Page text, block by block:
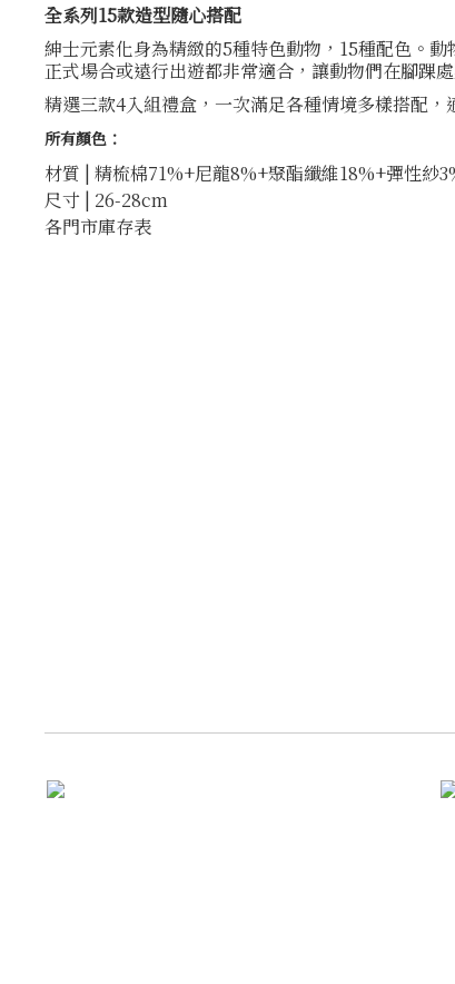
全系列15款造型隨心搭配
紳士元素化身為精緻的5種特色動物，15種配色。
正式場合或遠行出遊都非常適合，讓動物們在腳踝
精選三款4入組禮盒，一次滿足各種情境多樣搭配，
所有顏色：
材質 | 精梳棉71%+尼龍8%+聚酯纖維18%+彈性紗
尺寸 | 26-28cm
各門市庫存表